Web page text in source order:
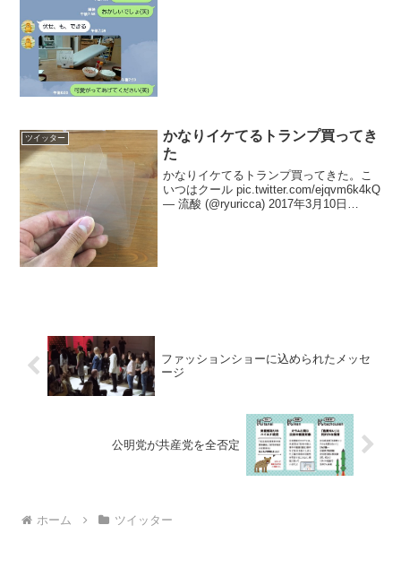
ツイッター
かなりイケてるトランプ買ってき
た
かなりイケてるトランプ買ってきた。こ
いつはクール pic.twitter.com/ejqvm6k4kQ
— 流酸 (@ryuricca) 2017年3月10日
ファッションショーに込められたメッセ
ージ
公明党が共産党を全否定
ホーム ツイッター